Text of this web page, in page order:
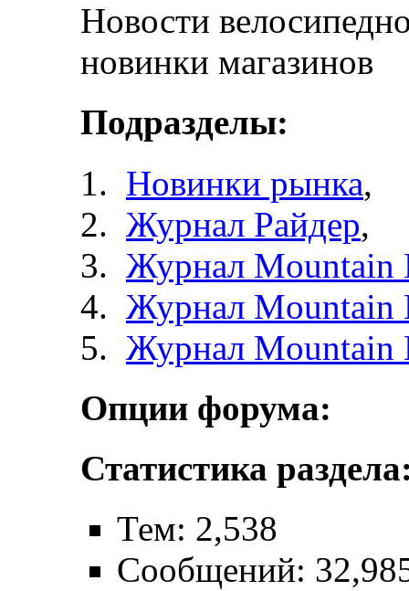
Новости
новинки магазинов
Подразделы:
Новинки рынка,
Журнал Райдер,
Журнал Mountain
Журнал Mountain
Журнал Mountain
Опции форума:
Статистика
Тем: 2,538
Сообщений: